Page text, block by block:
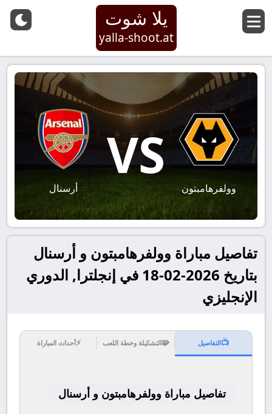
يلا شوت
yalla-shoot.at
وولفرهامبتون
VS
أرسنال
تفاصيل مباراة وولفرهامبتون و أرسنال
بتاريخ 2026-02-18 في إنجلترا, الدوري
الإنجليزي
📺التفاصيل 🧩التشكيلة وخطة اللعب ⚡أحداث المباراة
تفاصيل مباراة وولفرهامبتون و أرسنال